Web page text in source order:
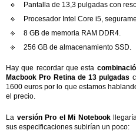
Pantalla de 13,3 pulgadas con
Procesador Intel Core i5,
8 GB de memoria RAM DDR4.
256 GB de almacenamiento SSD.
Hay que recordar que esta
Macbook Pro Retina de 13 pulgadas
1600 euros por lo que estamos
el precio.
La versión Pro el Mi Notebook
sus especificaciones subirían un poco: